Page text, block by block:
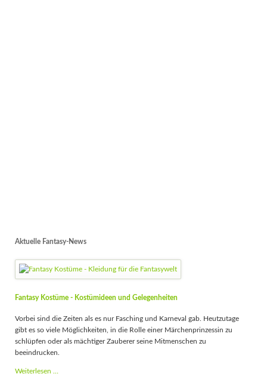
Aktuelle Fantasy-News
Fantasy Kostüme - Kostümideen und Gelegenheiten
Vorbei sind die Zeiten als es nur Fasching und Karneval gab. Heutzutage
gibt es so viele Möglichkeiten, in die Rolle einer Märchenprinzessin zu
schlüpfen oder als mächtiger Zauberer seine Mitmenschen zu
beeindrucken.
Weiterlesen …